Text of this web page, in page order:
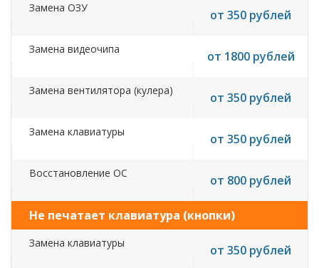
Замена ОЗУ от 350 рублей
Замена видеочипа от 1800 рублей
Замена вентилятора (кулера) от 350 рублей
Замена клавиатуры от 350 рублей
Восстановление ОС от 800 рублей
Не печатает клавиатура (кнопки)
Замена клавиатуры от 350 рублей